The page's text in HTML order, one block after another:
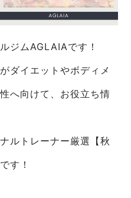
ジムAGLAIAです！
ダイエットやボディメ
へ向けて、お役立ち情
ルトレーナー厳選【秋
す！